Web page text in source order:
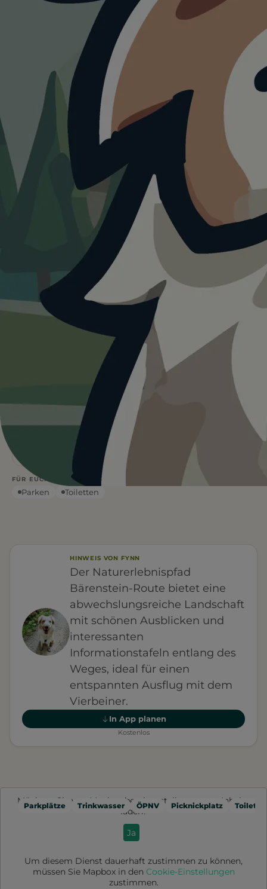
GPS-
Naturerlebnispfad
Bärenstein-Route
Heute ist
für GPS-
Naturerlebnispfad Bärenstein-Route.
OpenWeatherMap
73
1,5
SCHWIERIGKEIT
FÜR EUCH RELEVANT
Schatten
Parken
Toiletten
HINWEIS VON FYNN
Der Naturerlebnispfad
Bärenstein-Route bietet eine
abwechslungsreiche Landschaft
mit schönen Ausblicken und
interessanten
Informationstafeln entlang des
Weges, ideal für einen
entspannten Ausflug mit dem
Vierbeiner.
In App planen
Kostenlos
Parkplätze Trinkwasser ÖPNV Picknickplatz
Möchten Sie von Mapbox
bereitgestellte externe Inhalte
laden?
Ja
Um diesem Dienst dauerhaft zustimmen zu können,
müssen Sie Mapboxin den Cookie-Einstellungen
zustimmen.